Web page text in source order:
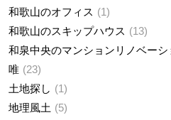
和歌山のオフィス
1
和歌山のスキップハウス
13
和泉中央のマンションリノベーシ
唯
23
土地探し
1
地理風土
5